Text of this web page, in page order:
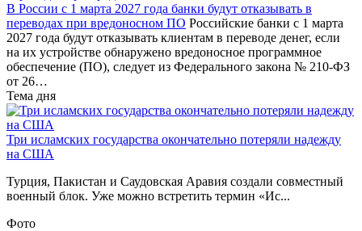
В России с 1 марта 2027 года банки будут отказывать в
переводах при вредоносном ПО Российские банки с 1 марта
2027 года будут отказывать клиентам в переводе денег, если
на их устройстве обнаружено вредоносное программное
обеспечение (ПО), следует из Федерального закона № 210-ФЗ
от 26…
Тема дня
Три исламских государства окончательно потеряли надежду
на США
Турция, Пакистан и Саудовская Аравия создали совместный
военный блок. Уже можно встретить термин «Ис...
Фото